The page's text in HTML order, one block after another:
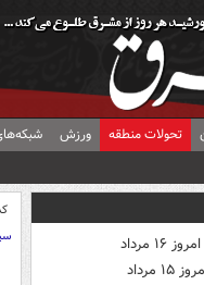
تحولات منطقه ورزش
مرداد